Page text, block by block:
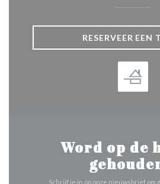
RESERVEER EEN
Word op de
Schrijf je in op onze nieuwsbrief